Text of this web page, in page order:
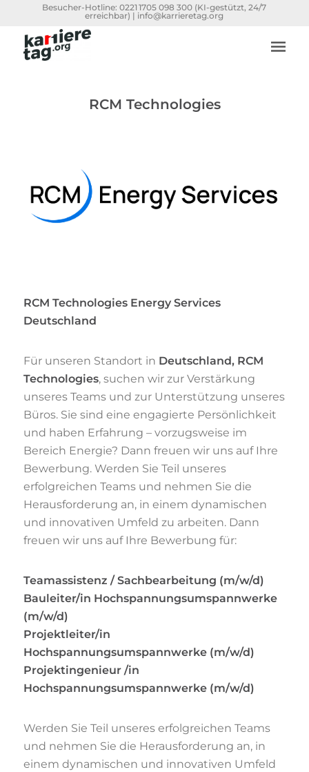
Besucher-Hotline:0221 1705 098 300 (KI-gestützt, 24/7
erreichbar) | info@karrieretag.org
RCM Technologies
RCM Technologies Energy Services
Deutschland
Für unseren Standort in Deutschland, RCM
Technologies, suchen wir zur Verstärkung
unseres Teams und zur Unterstützung unseres
Büros. Sie sind eine engagierte Persönlichkeit
und haben Erfahrung – vorzugsweise im
Bereich Energie? Dann freuen wir uns auf Ihre
Bewerbung. Werden Sie Teil unseres
erfolgreichen Teams und nehmen Sie die
Herausforderung an, in einem dynamischen
und innovativen Umfeld zu arbeiten. Dann
freuen wir uns auf Ihre Bewerbung für:
Teamassistenz / Sachbearbeitung (m/w/d)
Bauleiter/in Hochspannungsumspannwerke
(m/w/d)
Projektleiter/in
Hochspannungsumspannwerke (m/w/d)
Projektingenieur /in
Hochspannungsumspannwerke (m/w/d)
Werden Sie Teil unseres erfolgreichen Teams
und nehmen Sie die Herausforderung an, in
einem dynamischen und innovativen Umfeld